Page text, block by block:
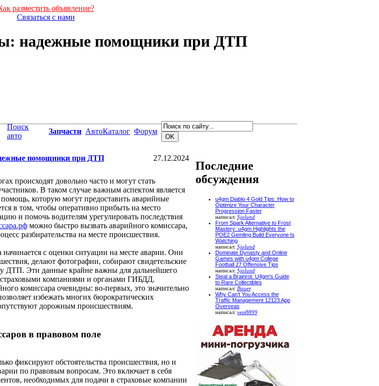
разместить объявление?
Связаться с нами
надежные помощники при ДТП
Поиск
авто
Запчасти АвтоКаталог Форум
помощники при ДТП 27.12.2024
происходят довольно часто и могут стать
В таком случае важным аспектом является
которую могут предоставить аварийные
в том, чтобы оперативно прибыть на место
и помочь водителям урегулировать последствия
можно быстро вызвать аварийного комиссара,
разбирательства на месте происшествия.
начинается с оценки ситуации на месте аварии. Они
делают фотографии, собирают свидетельские
ДТП. Эти данные крайне важны для дальнейшего
страховыми компаниями и органами ГИБДД.
комиссара очевидны: во-первых, это значительно
избежать многих бюрократических
дорожным происшествиям.
в правовом поле
фиксируют обстоятельства происшествия, но и
по правовым вопросам. Это включает в себя
необходимых для подачи в страховые компании
Последние
обсуждения
u4gm Diablo 4 Gold Tips: How to
Optimize Your Character
Progression Faster
написал: Sjolund
From Spark Alternative to Frost
Mastery: u4gm Highlights the
POE2 Gemling Build Everyone Is
Watching
написал: Sjolund
Dominate Dynasty and Online
Games with u4gm College
Football 27 Offensive Tips
написал: Sjolund
Steal a Brainrot: U4gm's Guide
to Rare Collectibles
написал: Bauer
Why Can’t You Access the
Traffic Management 12123 App
Overseas
написал: yezi8899